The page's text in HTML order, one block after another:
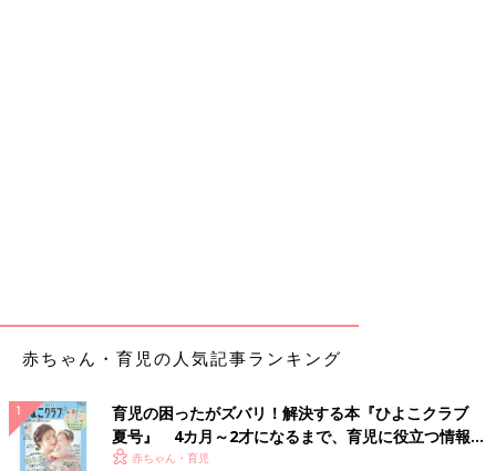
赤ちゃん・育児の人気記事ランキング
育児の困ったがズバリ！解決する本『ひよこクラブ
夏号』 4カ月～2才になるまで、育児に役立つ情報が
いっぱい！
赤ちゃん・育児